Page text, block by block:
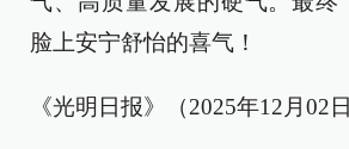
脸上安宁舒怡的喜气！
《光明日报》（2025年12月02